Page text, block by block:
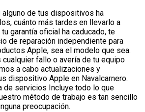
alguno de tus dispositivos ha
cuánto más tardes en llevarlo a
garantía oficial ha caducado, te
de reparación independiente para
Apple, sea el modelo que sea.
fallo o avería de tu equipo
a cabo actualizaciones y
dispositivo Apple en Navalcarnero.
de servicios Incluye todo lo que
método de trabajo es tan sencillo
preocupación.